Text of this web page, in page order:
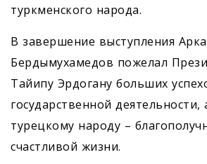
туркменского народа.
В завершение выступ­ления
Бердымухамедов пожелал
Тайипу Эрдогану больших
государственной деятельности,
турецкому народу –
счастливой жизни.